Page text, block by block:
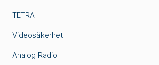
TETRA
Videosäkerhet
Analog Radio